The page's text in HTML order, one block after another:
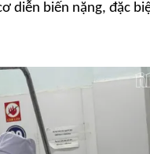
diễn biến nặng, đặc